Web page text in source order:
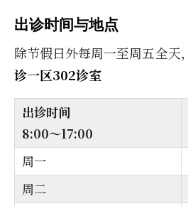
出诊时间与地点
除节假日外每周一至周五全天，
诊一区302诊室
出诊时间
8:00～17:00
周一
周二